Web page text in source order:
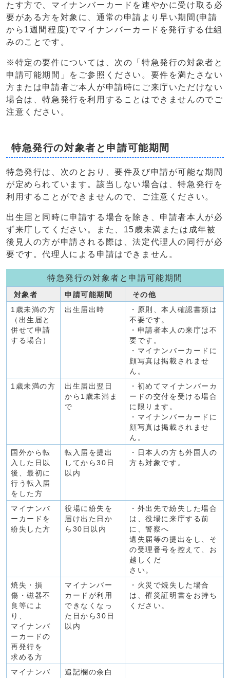
たす方で、マイナンバーカードを速やかに受け取る必
要がある方を対象に、通常の申請より早い期間(申請
から1週間程度)でマイナンバーカードを発行する仕組
みのことです。
※特定の要件については、次の「特急発行の対象者と
申請可能期間」をご参照ください。要件を満たさない
方または申請者ご本人が申請時にご来庁いただけない
場合は、特急発行を利用することはできませんのでご
注意ください。
特急発行の対象者と申請可能期間
特急発行は、次のとおり、要件及び申請が可能な期間
が定められています。該当しない場合は、特急発行を
利用することができませんので、ご注意ください。
出生届と同時に申請する場合を除き、申請者本人が必
ず来庁してください。また、15歳未満または成年被
後見人の方が申請される際は、法定代理人の同行が必
要です。代理人による申請はできません。
特急発行の対象者と申請可能期間
対象者 申請可能期間
その他
1歳未満の方
（出生届と
併せて申請
する場合）
出生届出時
・原則、本人確認書類は
不要です。
・申請者本人の来庁は不
要です。
・マイナンバーカードに
顔写真は掲載されませ
ん。
1歳未満の方
出生届出翌日
から1歳未満ま
で
・初めてマイナンバーカ
ードの交付を受ける場合
に限ります。
・マイナンバーカードに
顔写真は掲載されませ
ん。
国外から転
入した日以
後、最初に
行う転入届
をした方
転入届を提出
してから30日
以内
・日本人の方も外国人の
方も対象です。
マイナンバ
ーカードを
紛失した方
役場に紛失を
届け出た日か
ら30日以内
・外出先で紛失した場合
は、役場に来庁する前
に、警察へ
遺失届等の提出をし、そ
の受理番号を控えて、お
越しくだ
さい。
焼失・損
傷・磁器不
良等によ
り、
マイナンバ
ーカードの
再発行を
求める方
マイナンバー
カードが利用
できなくなっ
た日から30日
以内
・火災で焼失した場合
は、罹災証明書をお持ち
ください。
マイナンバ
追記欄の余白